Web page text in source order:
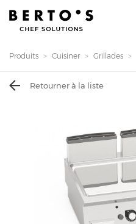
Produits Cuisiner Grillades
Retourner à la liste